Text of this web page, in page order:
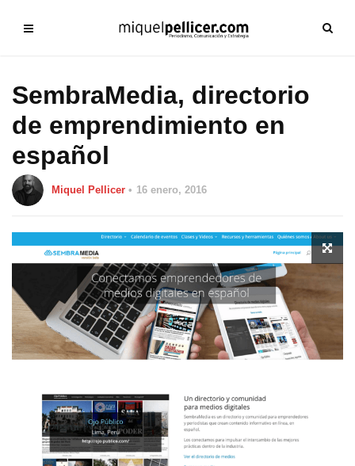
SembraMedia, directorio
de emprendimiento en
español
Miquel Pellicer 16 enero, 2016